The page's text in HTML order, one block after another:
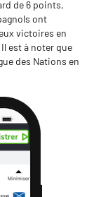
de 6 points,
ont
victoires en
est à noter que
des Nations en